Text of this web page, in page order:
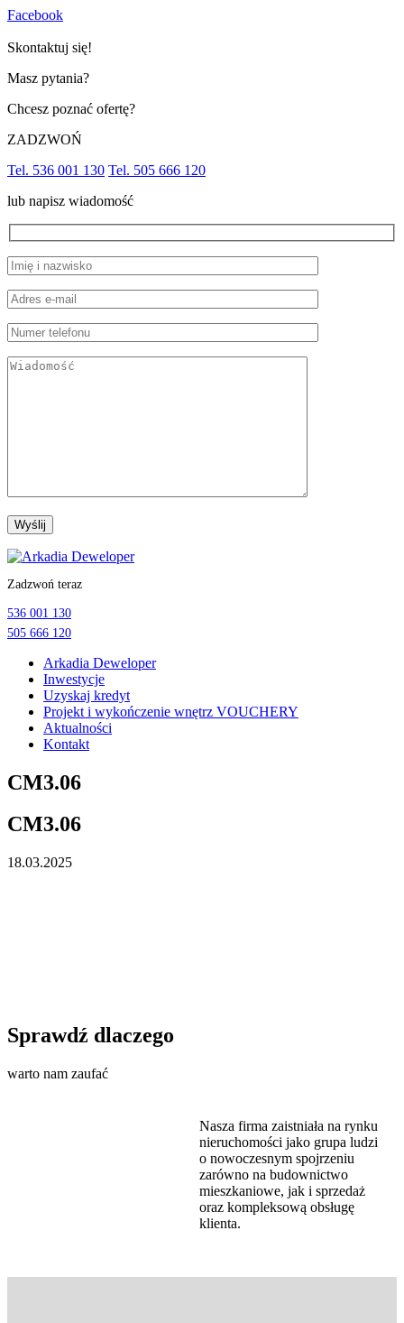
Facebook
Skontaktuj się!
Masz pytania?
Chcesz poznać ofertę?
ZADZWOŃ
Tel. 536 001 130 Tel. 505 666 120
lub napisz wiadomość
Przejdź
treści
Zadzwoń teraz
536 001 130
505 666 120
Arkadia Deweloper
Inwestycje
Uzyskaj kredyt
Projekt i wykończenie wnętrz VOUCHERY
Aktualności
Kontakt
CM3.06
CM3.06
18.03.2025
Sprawdź dlaczego
warto nam zaufać
Nasza firma zaistniała na rynku
nieruchomości jako grupa ludzi
o nowoczesnym spojrzeniu
zarówno na budownictwo
mieszkaniowe, jak i sprzedaż
oraz kompleksową obsługę
klienta.